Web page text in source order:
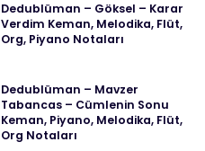
Dedublüman – Göksel – Karar
Verdim Keman, Melodika, Flüt,
Org, Piyano Notaları
Dedublüman – Mavzer
Tabancas – Cümlenin Sonu
Keman, Piyano, Melodika, Flüt,
Org Notaları